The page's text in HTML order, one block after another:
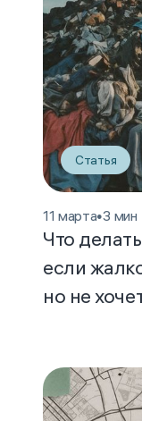
Статья
11 марта•3 мин
Что
если
но не